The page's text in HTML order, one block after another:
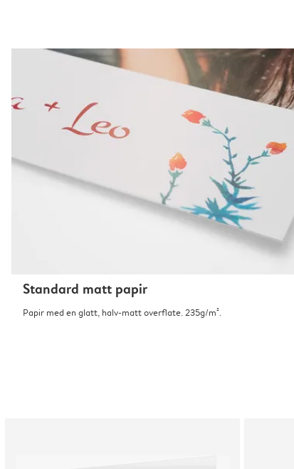
Standard matt papir
Papir med en glatt, halv-matt overflate. 235g/m².